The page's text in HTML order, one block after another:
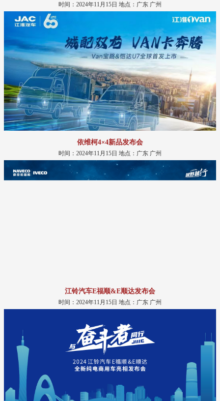
时间：2024年11月15日 地点：广东 广州
依维柯4×4新品发布会
时间：2024年11月15日 地点：广东 广州
江铃汽车E福顺&E顺达发布会
时间：2024年11月15日 地点：广东 广州